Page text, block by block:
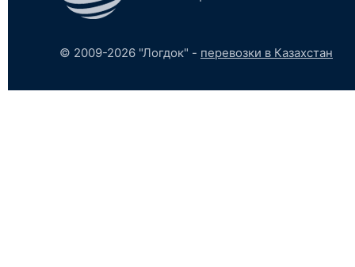
© 2009-2026 "Логдок" - перевозки в Казахстан